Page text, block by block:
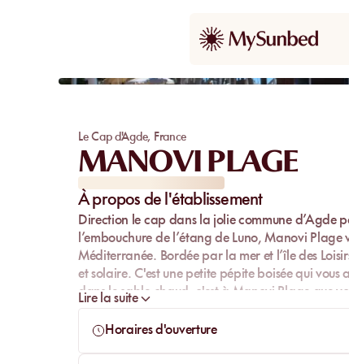
Le Cap d'Agde, France
MANOVI PLAGE
À propos de l'établissement
Direction le cap dans la jolie commune d’Agde
l’embouchure de l’étang de Luno,Manovi Plage
Méditerranée. Bordée par la mer et l’île des
et solaire. C'est une petite pépite boisée qui
dans le sable chaud, c'est à Manovi Plage que
tumulte citadin, dans un cadre de rêve, venez
Lire la suite
Horaires d'ouverture